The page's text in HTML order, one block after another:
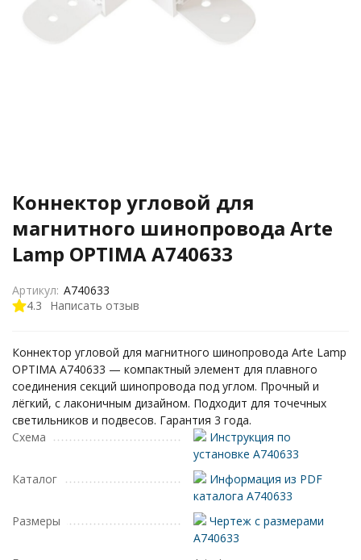
Коннектор угловой для
магнитного шинопровода Arte
Lamp OPTIMA A740633
4.3 Написать отзыв
Артикул: A740633
Коннектор угловой для магнитного шинопровода Arte Lamp
OPTIMA A740633 — компактный элемент для плавного
соединения секций шинопровода под углом. Прочный и
лёгкий, с лаконичным дизайном. Подходит для точечных
светильников и подвесов. Гарантия 3 года.
Схема
Инструкция по
установке A740633
Каталог
Информация из PDF
каталога A740633
Размеры
Чертеж с размерами
A740633